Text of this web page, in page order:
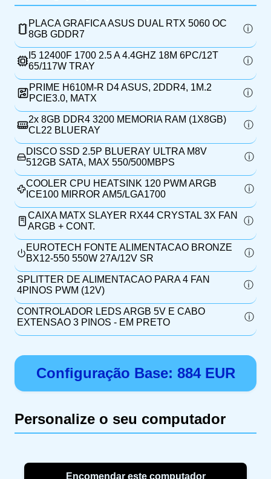
PLACA GRAFICA ASUS DUAL RTX 5060 OC
8GB GDDR7
I5 12400F 1700 2.5 A 4.4GHZ 18M 6PC/12T
65/117W TRAY
PRIME H610M-R D4 ASUS, 2DDR4, 1M.2
PCIE3.0, MATX
2x 8GB DDR4 3200 MEMORIA RAM (1X8GB)
CL22 BLUERAY
DISCO SSD 2.5P BLUERAY ULTRA M8V
512GB SATA, MAX 550/500MBPS
COOLER CPU HEATSINK 120 PWM ARGB
ICE100 MIRROR AM5/LGA1700
CAIXA MATX SLAYER RX44 CRYSTAL 3X FAN
ARGB + CONT.
EUROTECH FONTE ALIMENTACAO BRONZE
BX12-550 550W 27A/12V SR
SPLITTER DE ALIMENTACAO PARA 4 FAN
4PINOS PWM (12V)
CONTROLADOR LEDS ARGB 5V E CABO
EXTENSAO 3 PINOS - EM PRETO
Configuração Base: 884 EUR
Personalize o seu computador